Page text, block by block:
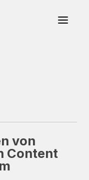
von
Content